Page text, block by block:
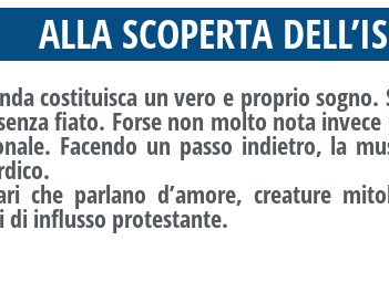
ALLA SCOPERTA
costituisca un vero e proprio
fiato. Forse non molto nota
. Facendo un passo indietro, la
che parlano d’amore, creature
di influsso protestante.